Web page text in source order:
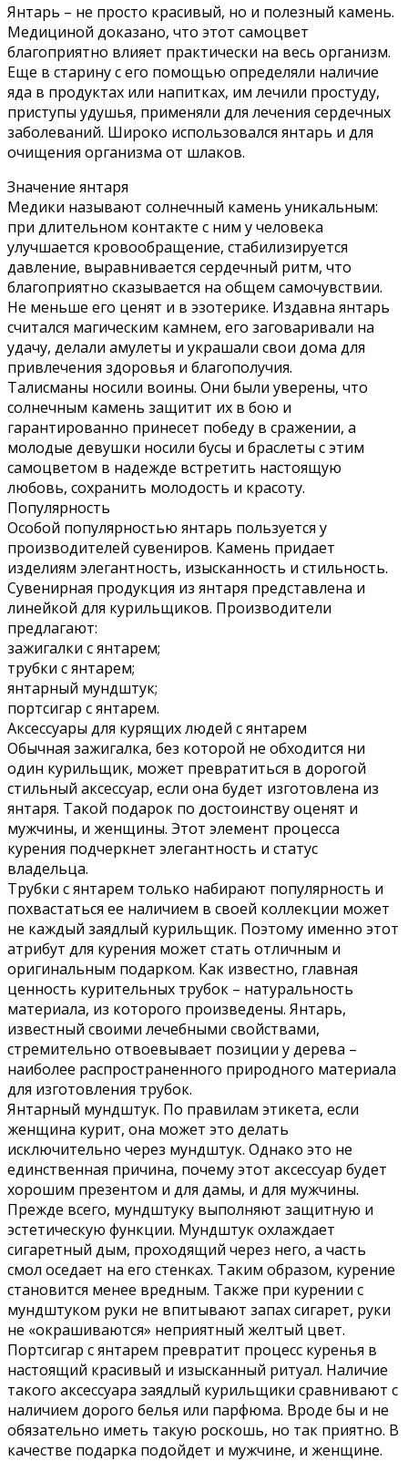
Янтарь – не просто красивый, но и полезный камень.
Медициной доказано, что этот самоцвет
благоприятно влияет практически на весь организм.
Еще в старину с его помощью определяли наличие
яда в продуктах или напитках, им лечили простуду,
приступы удушья, применяли для лечения сердечных
заболеваний. Широко использовался янтарь и для
очищения организма от шлаков.
Значение янтаря
Медики называют солнечный камень уникальным:
при длительном контакте с ним у человека
улучшается кровообращение, стабилизируется
давление, выравнивается сердечный ритм, что
благоприятно сказывается на общем самочувствии.
Не меньше его ценят и в эзотерике. Издавна янтарь
считался магическим камнем, его заговаривали на
удачу, делали амулеты и украшали свои дома для
привлечения здоровья и благополучия.
Талисманы носили воины. Они были уверены, что
солнечным камень защитит их в бою и
гарантированно принесет победу в сражении, а
молодые девушки носили бусы и браслеты с этим
самоцветом в надежде встретить настоящую
любовь, сохранить молодость и красоту.
Популярность
Особой популярностью янтарь пользуется у
производителей сувениров. Камень придает
изделиям элегантность, изысканность и стильность.
Сувенирная продукция из янтаря представлена и
линейкой для курильщиков. Производители
предлагают:
зажигалки с янтарем;
трубки с янтарем;
янтарный мундштук;
портсигар с янтарем.
Аксессуары для курящих людей с янтарем
Обычная зажигалка, без которой не обходится ни
один курильщик, может превратиться в дорогой
стильный аксессуар, если она будет изготовлена из
янтаря. Такой подарок по достоинству оценят и
мужчины, и женщины. Этот элемент процесса
курения подчеркнет элегантность и статус
владельца.
Трубки с янтарем только набирают популярность и
похвастаться ее наличием в своей коллекции может
не каждый заядлый курильщик. Поэтому именно этот
атрибут для курения может стать отличным и
оригинальным подарком. Как известно, главная
ценность курительных трубок – натуральность
материала, из которого произведены. Янтарь,
известный своими лечебными свойствами,
стремительно отвоевывает позиции у дерева –
наиболее распространенного природного материала
для изготовления трубок.
Янтарный мундштук. По правилам этикета, если
женщина курит, она может это делать
исключительно через мундштук. Однако это не
единственная причина, почему этот аксессуар будет
хорошим презентом и для дамы, и для мужчины.
Прежде всего, мундштуку выполняют защитную и
эстетическую функции. Мундштук охлаждает
сигаретный дым, проходящий через него, а часть
смол оседает на его стенках. Таким образом, курение
становится менее вредным. Также при курении с
мундштуком руки не впитывают запах сигарет, руки
не «окрашиваются» неприятный желтый цвет.
Портсигар с янтарем превратит процесс куренья в
настоящий красивый и изысканный ритуал. Наличие
такого аксессуара заядлый курильщики сравнивают с
наличием дорого белья или парфюма. Вроде бы и не
обязательно иметь такую роскошь, но так приятно. В
качестве подарка подойдет и мужчине, и женщине.